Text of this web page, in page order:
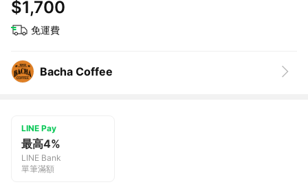
$1,700
免運費
Bacha Coffee
LINE Pay
最高4%
LINE Bank
單筆滿額